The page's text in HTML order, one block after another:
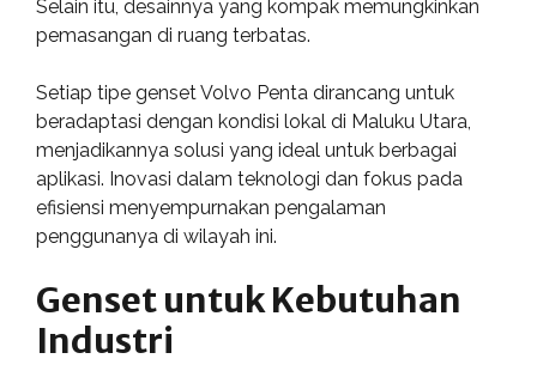
Selain itu, desainnya yang kompak memungkinkan
pemasangan di ruang terbatas.
Setiap tipe genset Volvo Penta dirancang untuk
beradaptasi dengan kondisi lokal di Maluku Utara,
menjadikannya solusi yang ideal untuk berbagai
aplikasi. Inovasi dalam teknologi dan fokus pada
efisiensi menyempurnakan pengalaman
penggunanya di wilayah ini.
Genset untuk Kebutuhan
Industri